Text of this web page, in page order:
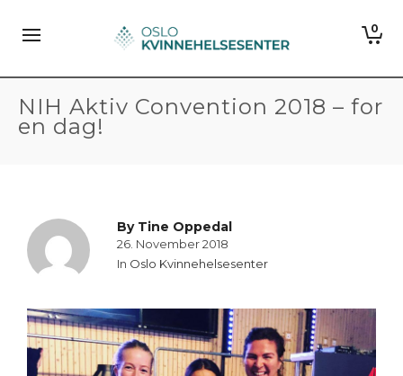
0
NIH Aktiv Convention 2018 – for
en dag!
By Tine Oppedal
26. November 2018
In Oslo Kvinnehelsesenter